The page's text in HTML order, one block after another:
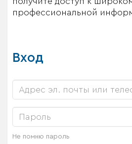
профессиональной
Вход
Не помню пароль